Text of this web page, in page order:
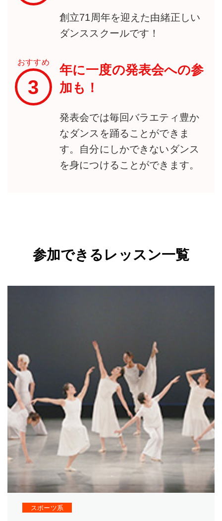
創立71周年を迎えた由緒正しい
ダンススクールです！
おすすめ
3
年に一度の発表会への参
加も！
発表会では毎回バラエティ豊か
なダンスを踊ることができま
す。自分にしかできないダンス
を身につけることができます。
参加できるレッスン一覧
スポーツ系